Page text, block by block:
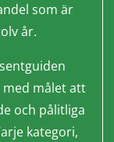
som är
år.
med målet att
och pålitliga
kategori,